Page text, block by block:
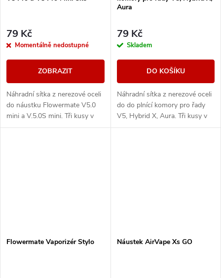
79 Kč
Momentálně nedostupné
ZOBRAZIT
Náhradní sítka z nerezové oceli
do náustku Flowermate V5.0
mini a V.5.0S mini. Tři kusy v
balení.
Aura
79 Kč
Skladem
DO KOŠÍKU
Náhradní sítka z nerezové oceli
do do plnící komory pro řady
V5, Hybrid X, Aura. Tři kusy v
balení.
Flowermate Vaporizér Stylo Náustek AirVape Xs GO